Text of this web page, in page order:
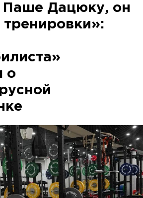
Паше Дацюку, он
о